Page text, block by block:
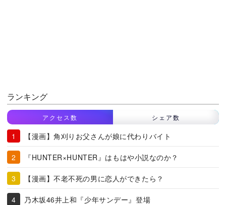
ランキング
アクセス数 シェア数
【漫画】角刈りお父さんが娘に代わりバイト
『HUNTER×HUNTER』はもはや小説なのか？
【漫画】不老不死の男に恋人ができたら？
乃木坂46井上和『少年サンデー』登場